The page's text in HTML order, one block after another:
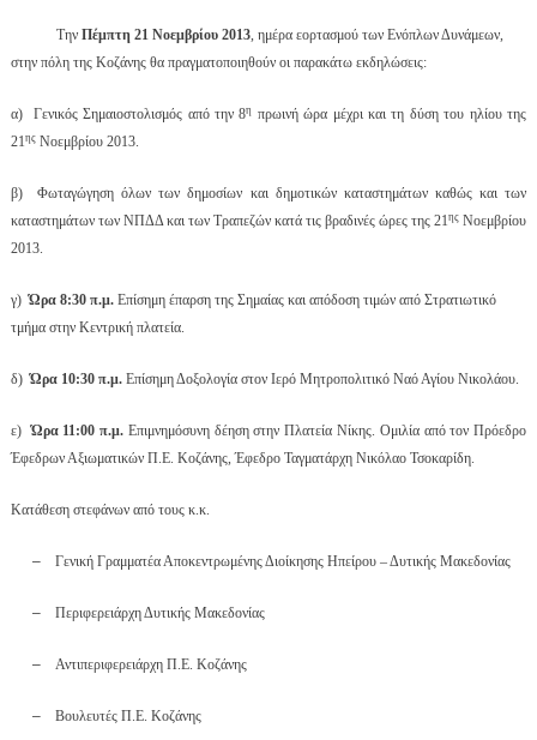
Την Πέμπτη 21 Νοεμβρίου 2013, ημέρα εορτασμού των Ενόπλων Δυνάμεων,
στην πόλη της Κοζάνης θα πραγματοποιηθούν οι παρακάτω εκδηλώσεις:
α) Γενικός Σημαιοστολισμός από την 8η πρωινή ώρα μέχρι και τη δύση του ηλίου της
21ηςΝοεμβρίου 2013.
β)
Φωταγώγηση όλων των δημοσίων και δημοτικών καταστημάτων καθώς και των
καταστημάτων των ΝΠΔΔ και των Τραπεζών κατά τις βραδινές ώρες της 21ης Νοεμβρίου
2013.
γ) Ώρα 8:30 π.μ.Επίσημη έπαρση της Σημαίας και απόδοση τιμών από Στρατιωτικό
τμήμα στην Κεντρική πλατεία.
δ) Ώρα 10:30 π.μ.Επίσημη Δοξολογία στον Ιερό Μητροπολιτικό Ναό Αγίου Νικολάου.
ε) Ώρα 11:00 π.μ. Επιμνημόσυνη δέηση στην Πλατεία Νίκης. Ομιλία από τον Πρόεδρο
Έφεδρων Αξιωματικών Π.Ε. Κοζάνης, Έφεδρο Ταγματάρχη Νικόλαο Τσοκαρίδη.
Κατάθεση στεφάνων από τους κ.κ.
– Γενική Γραμματέα Αποκεντρωμένης Διοίκησης Ηπείρου – Δυτικής Μακεδονίας
– Περιφερειάρχη Δυτικής Μακεδονίας
– Αντιπεριφερειάρχη Π.Ε. Κοζάνης
– Βουλευτές Π.Ε. Κοζάνης